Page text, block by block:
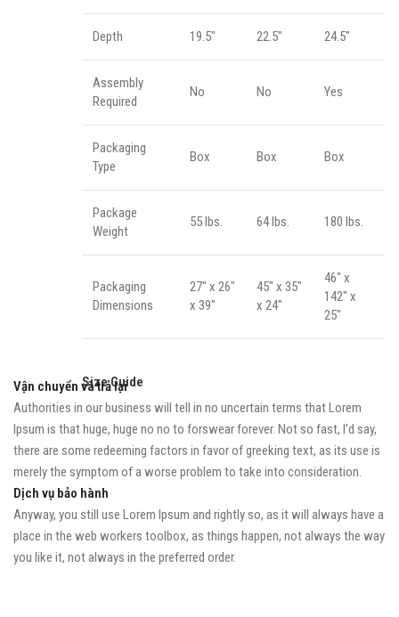
Depth 19.5" 22.5" 24.5"
Assembly
Required
No No Yes
Packaging
Type
Box Box Box
Package
Weight
55 lbs. 64 lbs. 180 lbs.
Packaging
Dimensions
27" x 26"
x 39"
45" x 35"
x 24"
46" x
142" x
25"
Size Guide
Vận chuyển và trả lại
Authorities in our business will tell in no uncertain terms that Lorem
Ipsum is that huge, huge no no to forswear forever. Not so fast, I'd say,
there are some redeeming factors in favor of greeking text, as its use is
merely the symptom of a worse problem to take into consideration.
Dịch vụ bảo hành
Anyway, you still use Lorem Ipsum and rightly so, as it will always have a
place in the web workers toolbox, as things happen, not always the way
you like it, not always in the preferred order.